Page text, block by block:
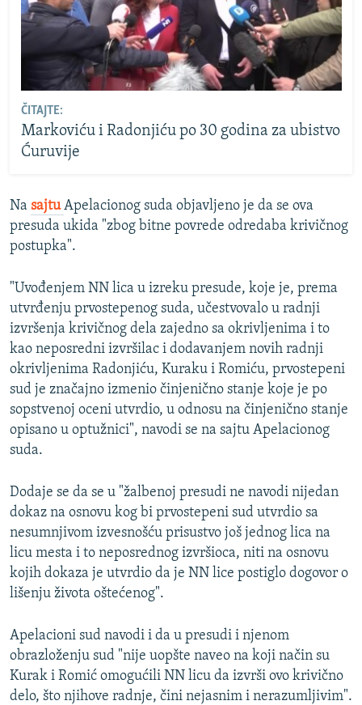
ČITAJTE:
Markoviću i Radonjiću po 30 godina za ubistvo
Ćuruvije
Na sajtu Apelacionog suda objavljeno je da se ova
presuda ukida "zbog bitne povrede odredaba krivičnog
postupka".
"Uvođenjem NN lica u izreku presude, koje je, prema
utvrđenju prvostepenog suda, učestvovalo u radnji
izvršenja krivičnog dela zajedno sa okrivljenima i to
kao neposredni izvršilac i dodavanjem novih radnji
okrivljenima Radonjiću, Kuraku i Romiću, prvostepeni
sud je značajno izmenio činjenično stanje koje je po
sopstvenoj oceni utvrdio, u odnosu na činjenično stanje
opisano u optužnici", navodi se na sajtu Apelacionog
suda.
Dodaje se da se u "žalbenoj presudi ne navodi nijedan
dokaz na osnovu kog bi prvostepeni sud utvrdio sa
nesumnjivom izvesnošću prisustvo još jednog lica na
licu mesta i to neposrednog izvršioca, niti na osnovu
kojih dokaza je utvrdio da je NN lice postiglo dogovor o
lišenju života oštećenog".
Apelacioni sud navodi i da u presudi i njenom
obrazloženju sud "nije uopšte naveo na koji način su
Kurak i Romić omogućili NN licu da izvrši ovo krivično
delo, što njihove radnje, čini nejasnim i nerazumljivim".